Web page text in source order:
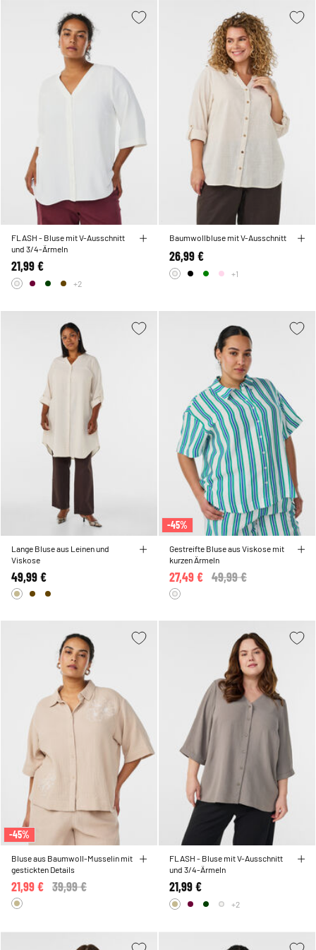
FLASH - Bluse mit V-Ausschnitt
und 3/4-Ärmeln
21,99 €
+2
Baumwollbluse mit V-Ausschnitt
26,99 €
+1
Lange Bluse aus Leinen und
Viskose
49,99 €
-45%
Gestreifte Bluse aus Viskose mit
kurzen Ärmeln
Price reduced from
49,99 €
27,49 €
-45%
Bluse aus Baumwoll-Musselin mit
gestickten Details
Price reduced from
39,99 €
21,99 €
FLASH - Bluse mit V-Ausschnitt
und 3/4-Ärmeln
21,99 €
+2